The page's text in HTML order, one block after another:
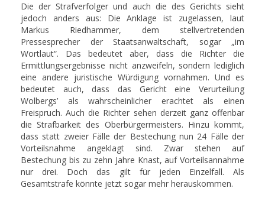
Die der Strafverfolger und auch die des Gerichts sieht
jedoch anders aus: Die Anklage ist zugelassen, laut
Markus Riedhammer, dem stellvertretenden
Pressesprecher der Staatsanwaltschaft, sogar „im
Wortlaut“. Das bedeutet aber, dass die Richter die
Ermittlungsergebnisse nicht anzweifeln, sondern lediglich
eine andere juristische Würdigung vornahmen. Und es
bedeutet auch, dass das Gericht eine Verurteilung
Wolbergs’ als wahrscheinlicher erachtet als einen
Freispruch. Auch die Richter sehen derzeit ganz offenbar
die Strafbarkeit des Oberbürgermeisters. Hinzu kommt,
dass statt zweier Fälle der Bestechung nun 24 Fälle der
Vorteilsnahme angeklagt sind. Zwar stehen auf
Bestechung bis zu zehn Jahre Knast, auf Vorteilsannahme
nur drei. Doch das gilt für jeden Einzelfall. Als
Gesamtstrafe könnte jetzt sogar mehr herauskommen.